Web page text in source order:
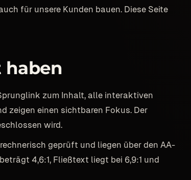
für unsere Kunden bauen. Diese Seite
haben
zum Inhalt, alle interaktiven
zeigen einen sichtbaren Fokus. Der
wird.
geprüft und liegen über den AA-
4,6:1, Fließtext liegt bei 6,9:1 und